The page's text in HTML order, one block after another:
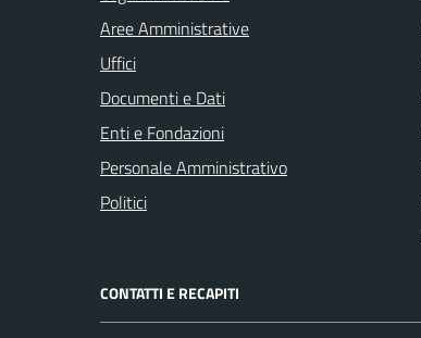
Aree Amministrative
Uffici
Documenti e Dati
Enti e Fondazioni
Personale Amministrativo
Politici
CONTATTI E RECAPITI